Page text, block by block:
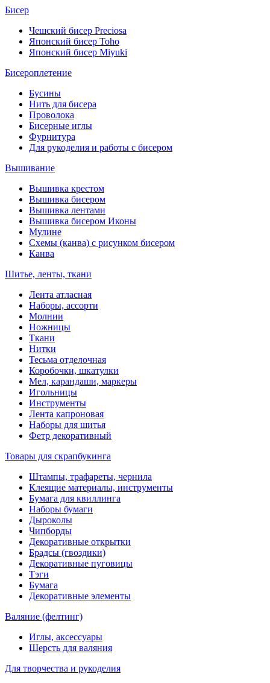
Бисер
Чешский бисер Preciosa
Японский бисер Toho
Японский бисер Miyuki
Бисероплетение
Бусины
Нить для бисера
Проволока
Бисерные иглы
Фурнитура
Для рукоделия и работы с бисером
Вышивание
Вышивка крестом
Вышивка бисером
Вышивка лентами
Вышивка бисером Иконы
Мулине
Схемы (канва) с рисунком бисером
Канва
Шитье, ленты, ткани
Лента атласная
Наборы, ассорти
Молнии
Ножницы
Ткани
Нитки
Тесьма отделочная
Коробочки, шкатулки
Мел, карандаши, маркеры
Игольницы
Инструменты
Лента капроновая
Наборы для шитья
Фетр декоративный
Товары для скрапбукинга
Штампы, трафареты, чернила
Клеящие материалы, инструменты
Бумага для квиллинга
Наборы бумаги
Дыроколы
Чипборды
Декоративные открытки
Брадсы (гвоздики)
Декоративные пуговицы
Тэги
Бумага
Декоративные элементы
Валяние (фелтинг)
Иглы, аксессуары
Шерсть для валяния
Для творчества и рукоделия